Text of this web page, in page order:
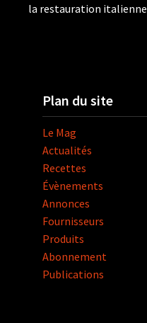
la restauration italienne
Plan du site
Le Mag
Actualités
Recettes
Évènements
Annonces
Fournisseurs
Produits
Abonnement
Publications